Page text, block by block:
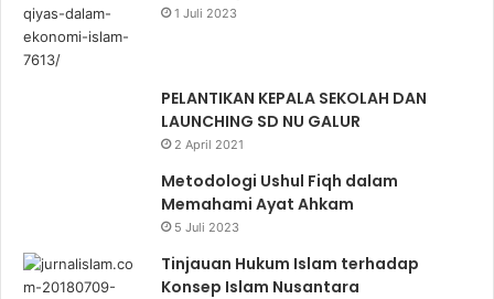
1 Juli 2023
PELANTIKAN KEPALA SEKOLAH DAN
LAUNCHING SD NU GALUR
2 April 2021
Metodologi Ushul Fiqh dalam
Memahami Ayat Ahkam
5 Juli 2023
Tinjauan Hukum Islam terhadap
Konsep Islam Nusantara